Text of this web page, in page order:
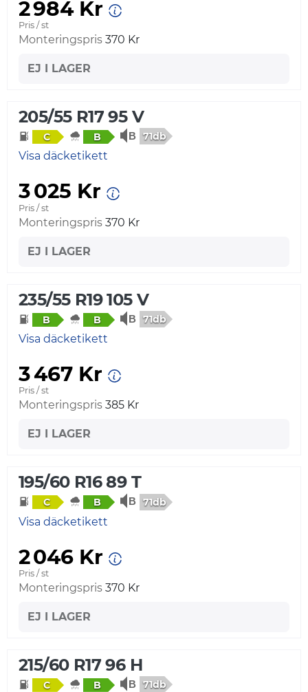
2 984 Kr
Pris / st
Monteringspris 370 Kr
EJ I LAGER
205/55 R17 95 V
C B 71db
Visa däcketikett
3 025 Kr
Pris / st
Monteringspris 370 Kr
EJ I LAGER
235/55 R19 105 V
B B 71db
Visa däcketikett
3 467 Kr
Pris / st
Monteringspris 385 Kr
EJ I LAGER
195/60 R16 89 T
C B 71db
Visa däcketikett
2 046 Kr
Pris / st
Monteringspris 370 Kr
EJ I LAGER
215/60 R17 96 H
C B 71db